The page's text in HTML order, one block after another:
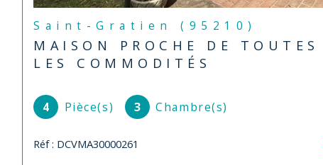
Saint-Gratien (95210)
MAISON PROCHE DE TOUTES
LES COMMODITÉS
4 Pièce(s) 3 Chambre(s)
Réf : DCVMA30000261